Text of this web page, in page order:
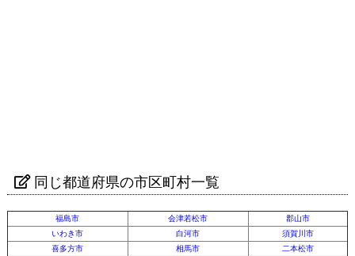
同じ都道府県の市区町村一覧
福島市 会津若松市
郡山市
いわき市
白河市
須賀川市
喜多方市
相馬市
二本松市